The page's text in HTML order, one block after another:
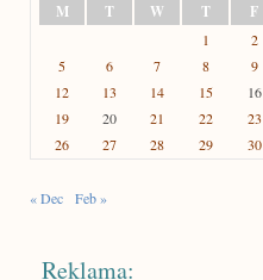
M
T W T F
1 2
5
6 7 8 9
12
13 14 15 16
19
20 21 22 23
26
27 28 29 30
« Dec Feb »
Reklama: